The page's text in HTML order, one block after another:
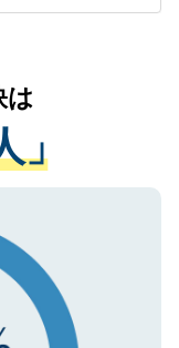
ご本人の許可
いての厳密な
みに付与され
得済みです。
心ください。
の状況や紹介
アドバイスを
ご転職をされ
トが可能です
。
は
」